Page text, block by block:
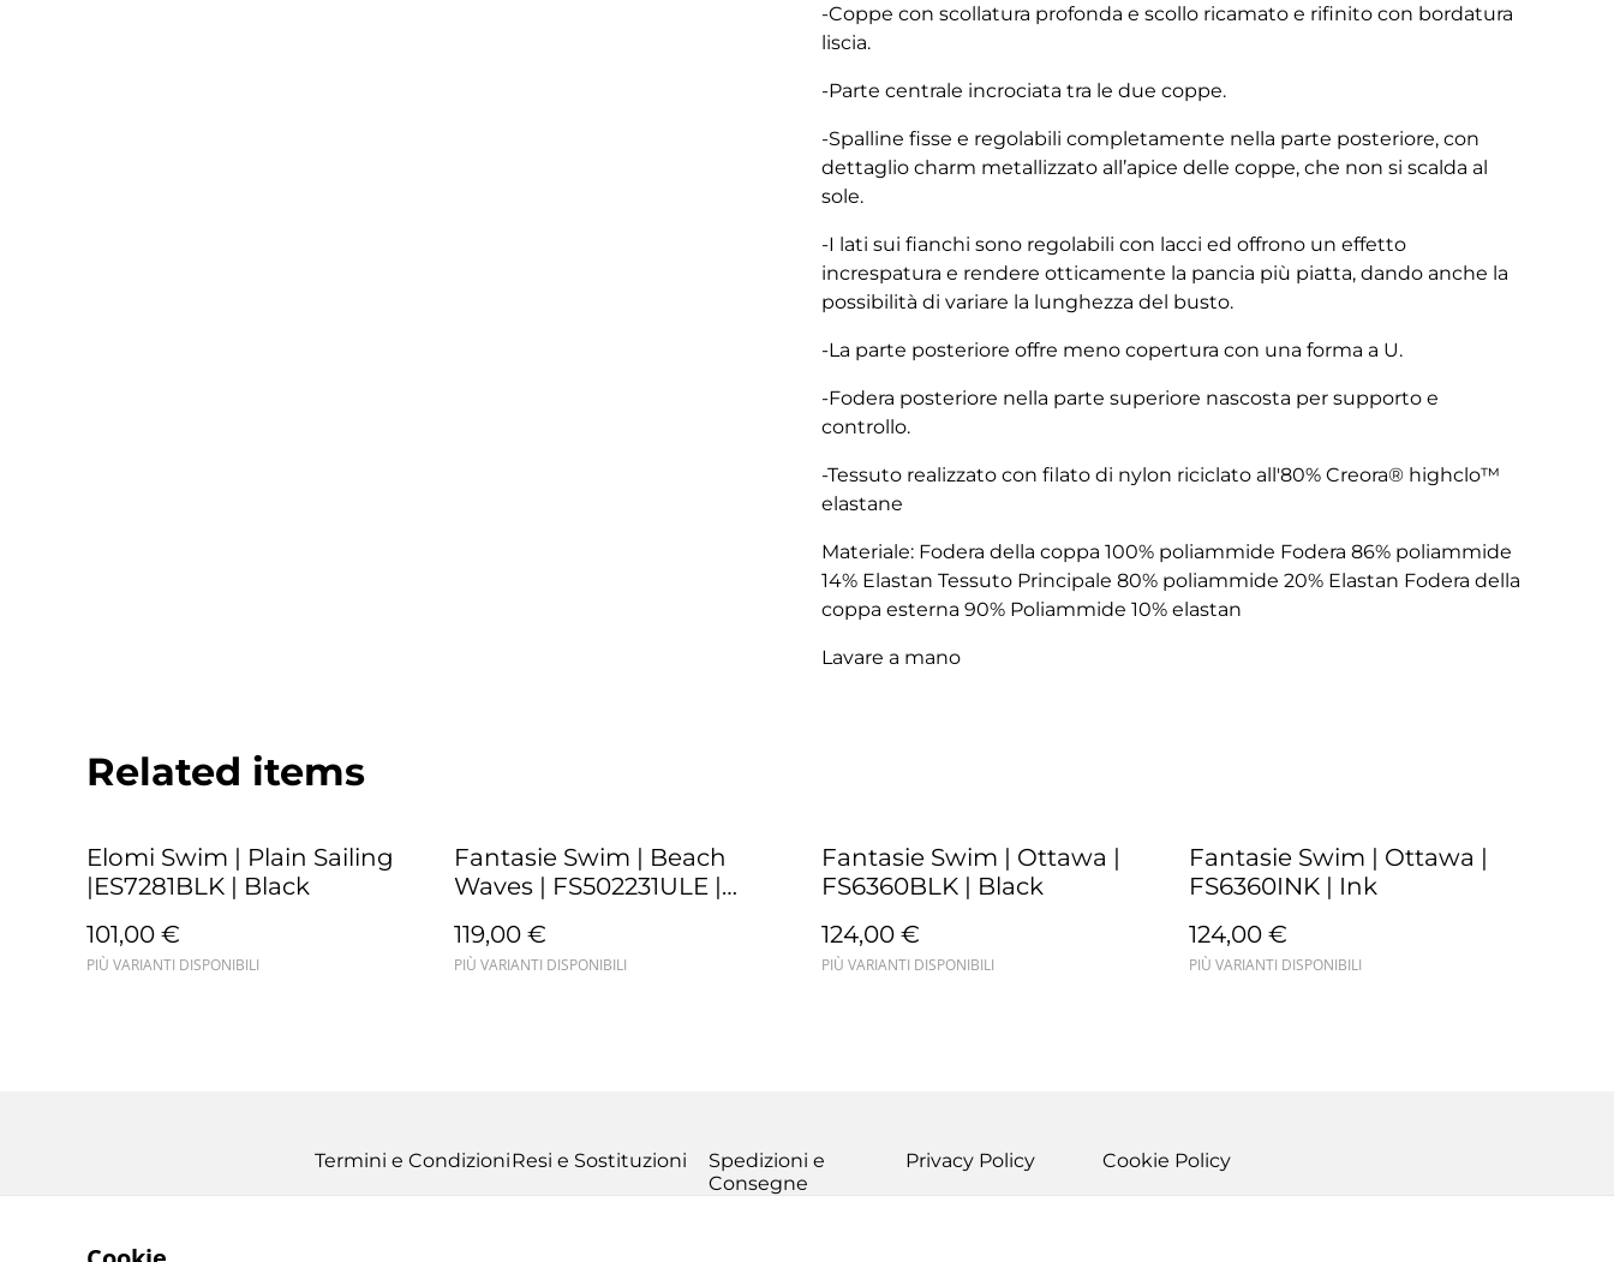
-Coppe con scollatura profonda e scollo ricamato e rifinito con bordatura
liscia.
-Parte centrale incrociata tra le due coppe.
-Spalline fisse e regolabili completamente nella parte posteriore, con
dettaglio charm metallizzato all’apice delle coppe, che non si scalda al
sole.
-I lati sui fianchi sono regolabili con lacci ed offrono un effetto
increspatura e rendere otticamente la pancia più piatta, dando anche la
possibilità di variare la lunghezza del busto.
-La parte posteriore offre meno copertura con una forma a U.
-Fodera posteriore nella parte superiore nascosta per supporto e
controllo.
-Tessuto realizzato con filato di nylon riciclato all'80% Creora® highclo™
elastane
Materiale: Fodera della coppa 100% poliammide Fodera 86% poliammide
14% Elastan Tessuto Principale 80% poliammide 20% Elastan Fodera della
coppa esterna 90% Poliammide 10% elastan
Lavare a mano
Related items
Elomi Swim | Plain Sailing
|ES7281BLK | Black
101,00 €
PIÙ VARIANTI DISPONIBILI
Fantasie Swim | Beach
Waves | FS502231ULE |
119,00 €
PIÙ VARIANTI DISPONIBILI
Fantasie Swim | Ottawa |
FS6360BLK | Black
124,00 €
PIÙ VARIANTI DISPONIBILI
Fantasie Swim | Ottawa |
FS6360INK | Ink
124,00 €
PIÙ VARIANTI DISPONIBILI
Termini e CondizioniResi e Sostituzioni
Spedizioni e
Consegne
Privacy Policy Cookie Policy